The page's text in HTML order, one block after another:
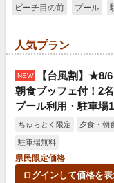
ビーチ目の前 プール
人気プラン
NEW
【台風割】★8/
朝食ブッフェ付！2
プール利用・駐車場
ちゅらとく限定 夕食・朝
駐車場無料
県民限定価格
ログインして価格を